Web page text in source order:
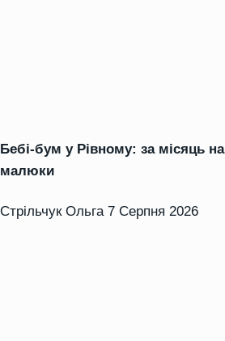
Бебі-бум у Рівному: за місяць
малюки
Стрільчук Ольга 7 Серпня 2026